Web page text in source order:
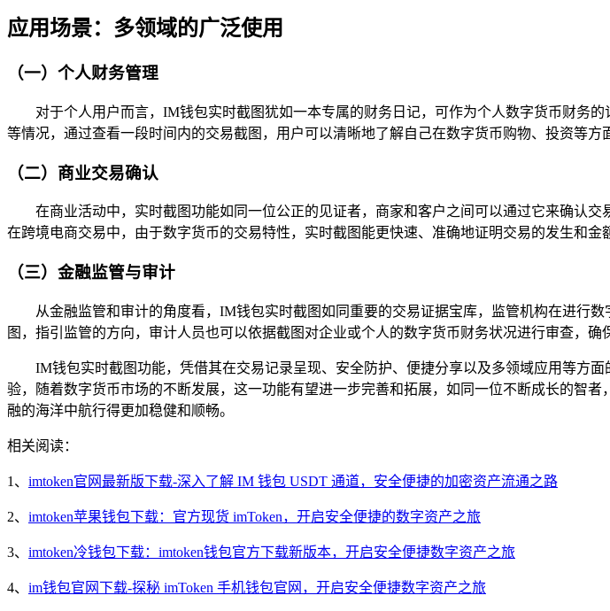
应用场景：多领域的广泛使用
（一）个人财务管理
对于个人用户而言，IM钱包实时截图犹如一本专属的财务日记，可作为个人数字货币财务
等情况，通过查看一段时间内的交易截图，用户可以清晰地了解自己在数字货币购物、投资等
（二）商业交易确认
在商业活动中，实时截图功能如同一位公正的见证者，商家和客户之间可以通过它来确认
在跨境电商交易中，由于数字货币的交易特性，实时截图能更快速、准确地证明交易的发生和金
（三）金融监管与审计
从金融监管和审计的角度看，IM钱包实时截图如同重要的交易证据宝库，监管机构在进行
图，指引监管的方向，审计人员也可以依据截图对企业或个人的数字货币财务状况进行审查，
IM钱包实时截图功能，凭借其在交易记录呈现、安全防护、便捷分享以及多领域应用等方
验，随着数字货币市场的不断发展，这一功能有望进一步完善和拓展，如同一位不断成长的智
融的海洋中航行得更加稳健和顺畅。
相关阅读：
1、 imtoken官网最新版下载-深入了解 IM 钱包 USDT 通道，安全便捷的加密资产流通之路
2、 imtoken苹果钱包下载：官方现货 imToken，开启安全便捷的数字资产之旅
3、 imtoken冷钱包下载：imtoken钱包官方下载新版本，开启安全便捷数字资产之旅
4、 im钱包官网下载-探秘 imToken 手机钱包官网，开启安全便捷数字资产之旅